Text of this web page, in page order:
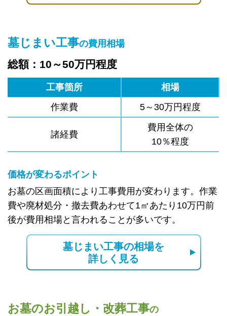
墓じまい工事の費用相場
総額：10～50万円程度
工事箇所
相場
作業費
5～30万円程度
諸経費
費用全体の
10％程度
価格が変わるポイント
お墓の区画面積により工事費用が変わります。作業
費や廃材処分・撤去費あわせて1㎡あたり10万円前
後が費用相場と言われることが多いです。
墓じまい工事の相場を
詳しく見る
お墓のお引越し・改葬工事の